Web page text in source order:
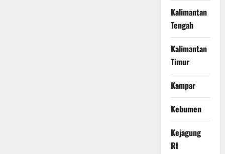
Kalimantan
Tengah
Kalimantan
Timur
Kampar
Kebumen
Kejagung
RI